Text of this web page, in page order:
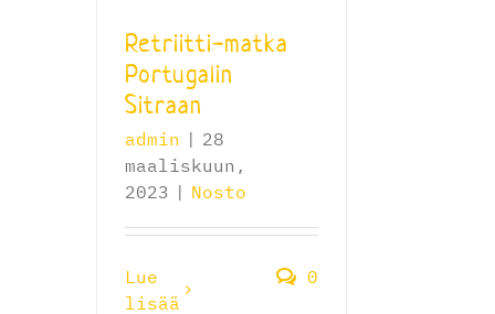
Retriitti-matka
Portugalin
Sitraan
admin | 28
maaliskuun,
2023 | Nosto
Lue
lisää
0